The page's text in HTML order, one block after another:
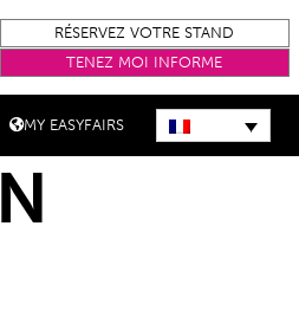
RÉSERVEZ VOTRE STAND
TENEZ MOI INFORME
MY EASYFAIRS